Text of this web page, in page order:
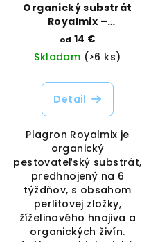
Organický substrát
Royalmix –
predhnojený na 6
týždňov | Plagron |
Vaporama
od 14 €
Skladom (>6 ks)
Detail
Plagron Royalmix je
organický
pestovateľský substrát,
predhnojený na 6
týždňov, s obsahom
perlitovej zložky,
žíželinového hnojiva a
organických živín.